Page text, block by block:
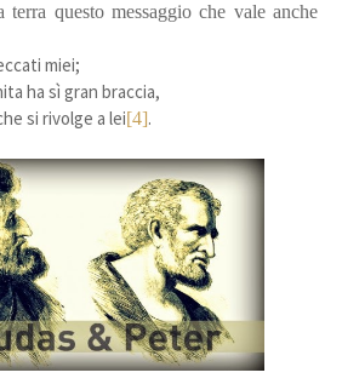
terra questo messaggio che vale anche
miei;
ha sì gran braccia,
si rivolge a lei[4].